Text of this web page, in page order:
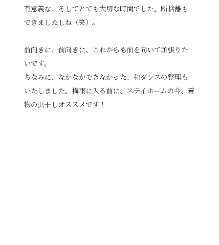
撮影予約
お問い合わせ
お電話でのご連絡
TEL0285-20-5870
有意義な、そしてとても大切な時間でした。断捨離も
できましたしね（笑）。
前向きに、前向きに、これからも前を向いて頑張りた
いです。
ちなみに、なかなかできなかった、和ダンスの整理も
いたしました。梅雨に入る前に、ステイホームの今、着
物の虫干しオススメです！